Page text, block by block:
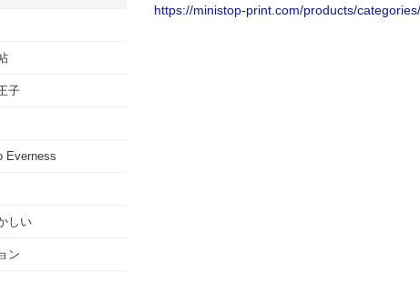
https://ministop-print.com/products/
子
Everness
しい
ン